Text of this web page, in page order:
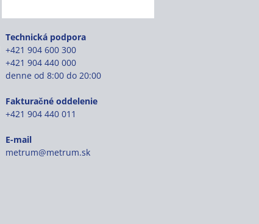
Technická podpora
+421 904 600 300
+421 904 440 000
denne od 8:00 do 20:00
Fakturačné oddelenie
+421 904 440 011
E-mail
metrum@metrum.sk